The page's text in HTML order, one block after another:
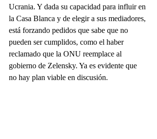
Ucrania. Y dada su capacidad para influir en
la Casa Blanca y de elegir a sus mediadores,
está forzando pedidos que sabe que no
pueden ser cumplidos, como el haber
reclamado que la ONU reemplace al
gobierno de Zelensky. Ya es evidente que
no hay plan viable en discusión.